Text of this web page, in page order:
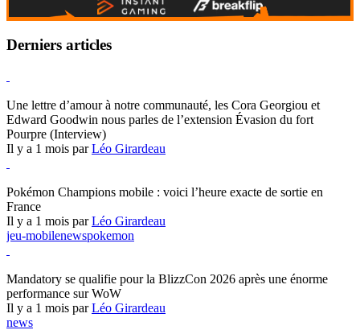
Derniers articles
Une lettre d’amour à notre communauté, les Cora Georgiou et
Edward Goodwin nous parles de l’extension Évasion du fort
Pourpre (Interview)
Il y a 1 mois parLéo Girardeau
Pokémon Champions mobile : voici l’heure exacte de sortie en
France
Il y a 1 mois parLéo Girardeau
jeu-mobilenewspokemon
Mandatory se qualifie pour la BlizzCon 2026 après une énorme
performance sur WoW
Il y a 1 mois parLéo Girardeau
news